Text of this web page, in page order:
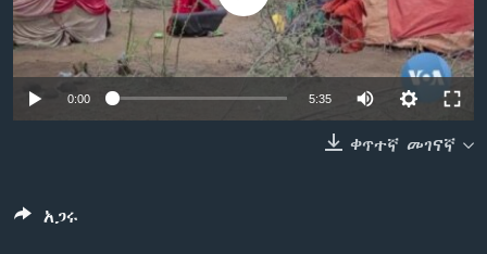
ቋንቋዎች
0:00 5:35
ቀጥተኛ መገናኛ
አጋሩ